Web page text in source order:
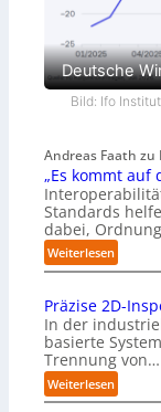
Deutsche
Bild: Ifo Institut
Andreas Faath
„Es kommt auf
Standards
dabei,
Weiterlesen:
„
s
k
o
m
m
t
Präzise 2D-
In der
basierte
Trennung von…
Weiterlesen:
P